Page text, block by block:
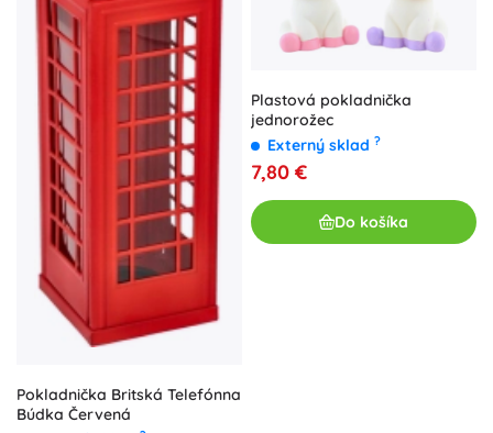
Pokladnička Britská Telefónna
Búdka Červená
Plastová pokladnička
jednorožec
Externý sklad ?
7,80 €
Do košíka